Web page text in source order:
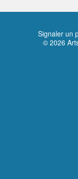
Signaler un
© 2026